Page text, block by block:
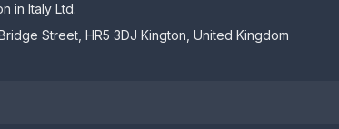
in Italy Ltd.
Street, HR5 3DJ Kington, United Kingdom